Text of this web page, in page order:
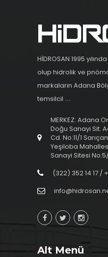
HİDROSAN 1995
olup hidrolik ve
markaların Adana
temsilcil ...
MERKEZ: Adana
Doğu Sanayi Sit.
Cd. No:11/1
Yeşiloba
Sanayi Sitesi
(322) 352 14 17 /
Alt Menü